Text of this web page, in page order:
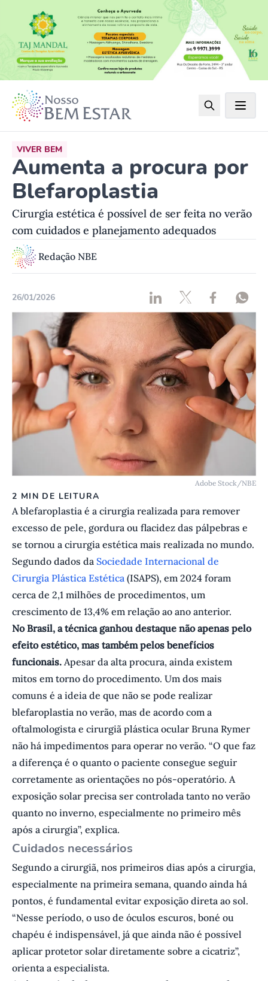
VIVER BEM
Aumenta a procura por
Blefaroplastia
Cirurgia estética é possível de ser feita no verão
com cuidados e planejamento adequados
Redação NBE
26/01/2026
Adobe Stock/NBE
2 MIN DE LEITURA
A blefaroplastia é a cirurgia realizada para remover
excesso de pele, gordura ou flacidez das pálpebras e
se tornou a cirurgia estética mais realizada no mundo.
Segundo dados da Sociedade Internacional de
Cirurgia Plástica Estética (ISAPS), em 2024 foram
cerca de 2,1 milhões de procedimentos, um
crescimento de 13,4% em relação ao ano anterior.
No Brasil, a técnica ganhou destaque não apenas pelo
efeito estético, mas também pelos benefícios
funcionais. Apesar da alta procura, ainda existem
mitos em torno do procedimento. Um dos mais
comuns é a ideia de que não se pode realizar
blefaroplastia no verão, mas de acordo com a
oftalmologista e cirurgiã plástica ocular Bruna Rymer
não há impedimentos para operar no verão. “O que faz
a diferença é o quanto o paciente consegue seguir
corretamente as orientações no pós-operatório. A
exposição solar precisa ser controlada tanto no verão
quanto no inverno, especialmente no primeiro mês
após a cirurgia”, explica.
Cuidados necessários
Segundo a cirurgiã, nos primeiros dias após a cirurgia,
especialmente na primeira semana, quando ainda há
pontos, é fundamental evitar exposição direta ao sol.
“Nesse período, o uso de óculos escuros, boné ou
chapéu é indispensável, já que ainda não é possível
aplicar protetor solar diretamente sobre a cicatriz”,
orienta a especialista.